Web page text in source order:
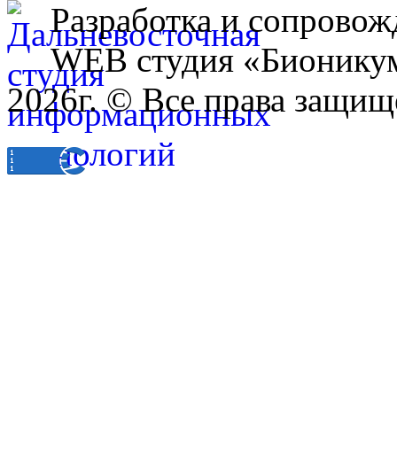
Разработка и
WEB студия
2026г. © Все права